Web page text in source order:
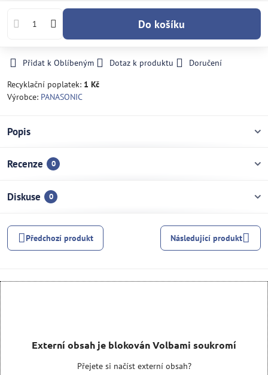
Do košíku
Přidat k Oblíbeným Dotaz k produktu
Doručení
Recyklační poplatek: 1 Kč
Výrobce: PANASONIC
Popis
Recenze 0
Diskuse 0
Předchozí produkt Následující produkt
Externí obsah je blokován Volbami soukromí
Přejete si načíst externí obsah?